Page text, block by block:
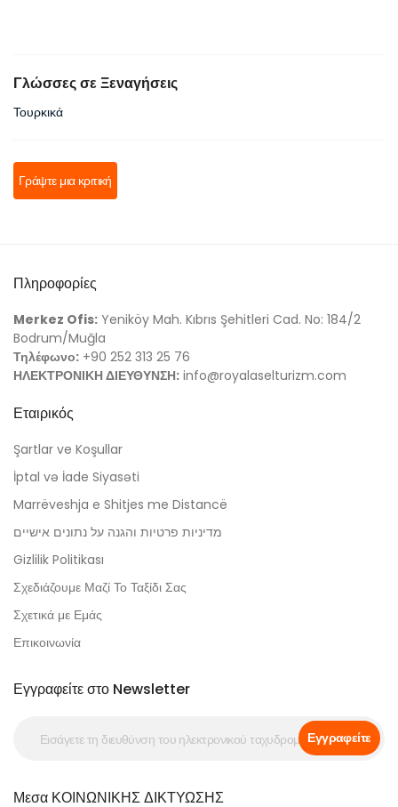
Γλώσσες σε Ξεναγήσεις
Τουρκικά
Γράψτε μια κριτική
Πληροφορίες
Merkez Ofis: Yeniköy Mah. Kıbrıs Şehitleri Cad. No: 184/2
Bodrum/Muğla
Τηλέφωνο: +90 252 313 25 76
ΗΛΕΚΤΡΟΝΙΚΗ ΔΙΕΥΘΥΝΣΗ: info@royalaselturizm.com
Εταιρικός
Şartlar ve Koşullar
İptal və İade Siyasəti
Marrëveshja e Shitjes me Distancë
מדיניות פרטיות והגנה על נתונים אישיים
Gizlilik Politikası
Σχεδιάζουμε Μαζί Το Ταξίδι Σας
Σχετικά με Εμάς
Επικοινωνία
Εγγραφείτε στο Newsletter
Εγγραφείτε
Μεσα ΚΟΙΝΩΝΙΚΗΣ ΔΙΚΤΥΩΣΗΣ